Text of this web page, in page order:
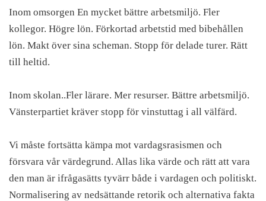
Inom omsorgen En mycket bättre arbetsmiljö. Fler
kollegor. Högre lön. Förkortad arbetstid med bibehållen
lön. Makt över sina scheman. Stopp för delade turer. Rätt
till heltid.
Inom skolan..Fler lärare. Mer resurser. Bättre arbetsmiljö.
Vänsterpartiet kräver stopp för vinstuttag i all välfärd.
Vi måste fortsätta kämpa mot vardagsrasismen och
försvara vår värdegrund. Allas lika värde och rätt att vara
den man är ifrågasätts tyvärr både i vardagen och politiskt.
Normalisering av nedsättande retorik och alternativa fakta